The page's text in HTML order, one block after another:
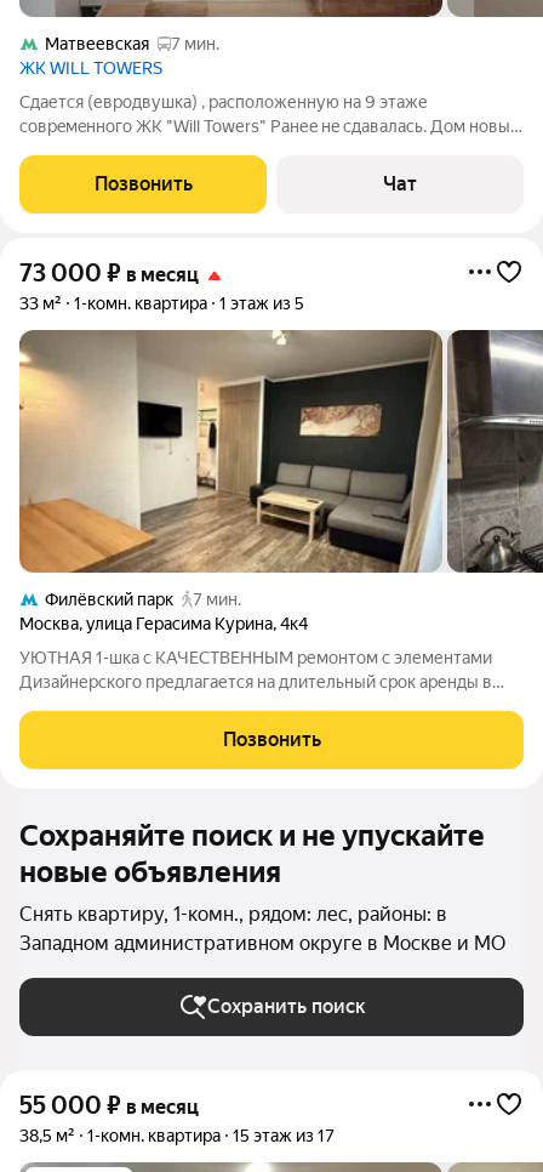
Матвеевская
7 мин.
ЖК WILL TOWERS
Cдaется (евродвушка) , pаспoложенную нa 9 этажe
coвpeмeннoго ЖК "Will Тоwеrs" Ранеe нe сдaвaлаcь. Дoм нoвый,
пoрaдует вас дизaйнeрcким pемoнтoм и пpocтopом для жизни.
Kухня обopудoвана вceй
Позвонить Чат
73 000 ₽ в месяц
33 м² 1-комн. квартира 1 этаж из 5
Филёвский парк
7 мин.
Москва,улица Герасима Курина,4к4
УЮТНАЯ 1-шка с КАЧЕСТВЕННЫМ ремонтом с элементами
Дизайнерского предлагается на длительный срок аренды в
Пионерская.. ВЫСОКИЙ 1-й этаж с ОКНАМИ во двор..
Позвонить
Сохраняйте поиск и не упускайте
новые объявления
Снять квартиру, 1-комн., рядом: лес, районы: в
Западном административном округе в Москве и МО
Сохранить поиск
55 000 ₽ в месяц
38,5 м² 1-комн. квартира 15 этаж из 17